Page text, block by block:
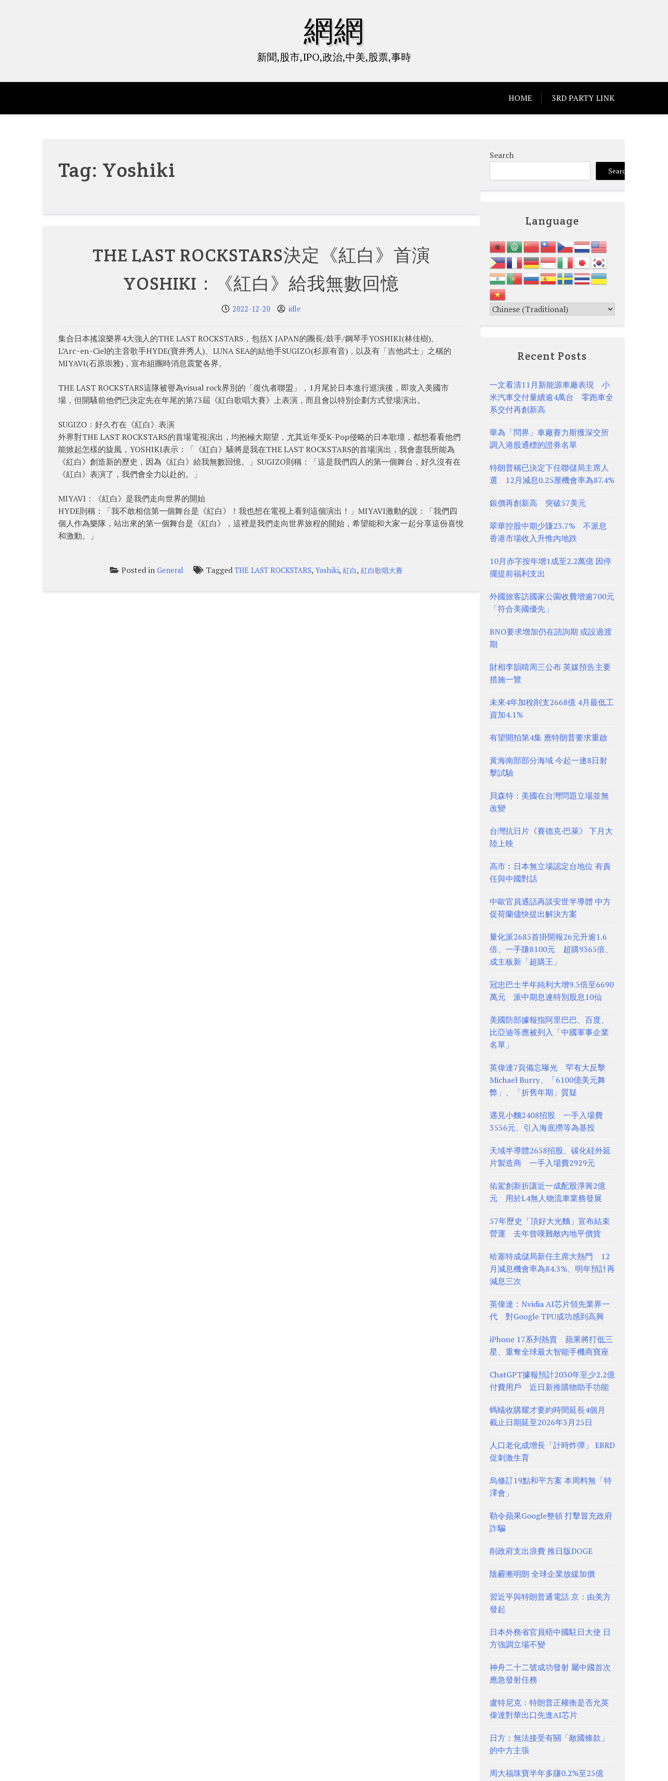
網網
新聞,股市,IPO,政治,中美,股票,事時
HOME 3RD PARTY LINK
Tag: Yoshiki
THE LAST ROCKSTARS決定《紅白》首演
YOSHIKI：《紅白》給我無數回憶
2022-12-20 idle
集合日本搖滾樂界4大強人的THE LAST ROCKSTARS，包括X JAPAN的團長/鼓手/鋼琴手YOSHIKI(林佳樹)、
L’Arc~en~Ciel的主音歌手HYDE(寶井秀人)、LUNA SEA的結他手SUGIZO(杉原有音)，以及有「吉他武士」之稱的
MIYAVI(石原崇雅)，宣布組團時消息震驚各界。
THE LAST ROCKSTARS這隊被譽為visual rock界別的「復仇者聯盟」，1月尾於日本進行巡演後，即攻入美國市
場，但開騷前他們已決定先在年尾的第73屆《紅白歌唱大賽》上表演，而且會以特別企劃方式登場演出。
SUGIZO：好久冇在《紅白》表演
外界對THE LAST ROCKSTARS的首場電視演出，均抱極大期望，尤其近年受K-Pop侵略的日本歌壇，都想看看他們
能掀起怎樣的旋風，YOSHIKI表示：「《紅白》騷將是我在THE LAST ROCKSTARS的首場演出，我會盡我所能為
《紅白》創造新的歷史，因為《紅白》給我無數回憶。」SUGIZO則稱：「這是我們四人的第一個舞台，好久沒有在
《紅白》表演了，我們會全力以赴的。」
MIYAVI：《紅白》是我們走向世界的開始
HYDE則稱：「我不敢相信第一個舞台是《紅白》！我也想在電視上看到這個演出！」MIYAVI激動的說：「我們四
個人作為樂隊，站出來的第一個舞台是《紅白》，這裡是我們走向世界旅程的開始，希望能和大家一起分享這份喜悅
和激動。」
Posted inGeneral TaggedTHE LAST ROCKSTARS,Yoshiki,紅白,紅白歌唱大賽
Search
Search
Language
Recent Posts
一文看清11月新能源車廠表現 小
米汽車交付量續逾4萬台 零跑車全
系交付再創新高
華為「問界」車廠賽力斯獲深交所
調入港股通標的證券名單
特朗普稱已決定下任聯儲局主席人
選 12月減息0.25厘機會率為87.4%
銀價再創新高 突破57美元
翠華控股中期少賺23.7% 不派息
香港市場收入升惟內地跌
10月赤字按年增1成至2.2萬億 因停
擺提前福利支出
外國旅客訪國家公園收費增逾700元
「符合美國優先」
BNO要求增加仍在諮詢期 或設過渡
期
財相李韻晴周三公布 英媒預告主要
措施一覽
未來4年加稅削支2668億 4月最低工
資加4.1%
有望開拍第4集 應特朗普要求重啟
黃海南部部分海域 今起一連8日射
擊試驗
貝森特：美國在台灣問題立場並無
改變
台灣抗日片《賽德克·巴萊》 下月大
陸上映
高市︰日本無立場認定台地位 有責
任與中國對話
中歐官員通話再談安世半導體 中方
促荷蘭儘快提出解決方案
量化派2685首掛開報26元升逾1.6
倍、一手賺8100元 超購9365倍、
成主板新「超購王」
冠忠巴士半年純利大增9.5倍至6690
萬元 派中期息連特別股息10仙
美國防部據報指阿里巴巴、百度、
比亞迪等應被列入「中國軍事企業
名單」
英偉達7頁備忘曝光 罕有大反擊
Michael Burry、「6100億美元舞
弊」、「折舊年期」質疑
遇見小麵2408招股 一手入場費
3556元、引入海底撈等為基投
天域半導體2658招股、碳化硅外延
片製造商 一手入場費2929元
佑駕創新折讓近一成配股淨籌2億
元 用於L4無人物流車業務發展
57年歷史「頂好大光麵」宣布結束
營運 去年曾嘆難敵內地平價貨
哈塞特成儲局新任主席大熱門 12
月減息機會率為84.3%、明年預計再
減息三次
英偉達：Nvidia AI芯片領先業界一
代 對Google TPU成功感到高興
iPhone 17系列熱賣 蘋果將打低三
星、重奪全球最大智能手機商寶座
ChatGPT據報預計2030年至少2.2億
付費用戶 近日新推購物助手功能
螞蟻收購耀才要約時間延長4個月
截止日期延至2026年3月25日
人口老化成增長「計時炸彈」 EBRD
促刺激生育
烏修訂19點和平方案 本周料無「特
澤會」
勒令蘋果Google整頓 打擊冒充政府
詐騙
削政府支出浪費 推日版DOGE
陰霾漸明朗 全球企業放緩加價
習近平與特朗普通電話 京：由美方
發起
日本外務省官員晤中國駐日大使 日
方強調立場不變
神舟二十二號成功發射 屬中國首次
應急發射任務
盧特尼克：特朗普正權衡是否允英
偉達對華出口先進AI芯片
日方：無法接受有關「敵國條款」
的中方主張
周大福珠寶半年多賺0.2%至25億